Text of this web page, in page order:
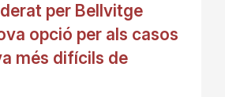
per Bellvitge
opció per als casos
més difícils de